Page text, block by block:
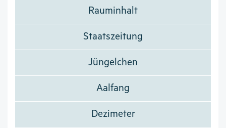
Rauminhalt
Staatszeitung
Jüngelchen
Aalfang
Dezimeter